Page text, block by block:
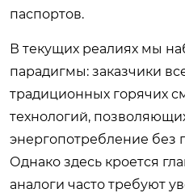
паспортов.
В текущих реалиях мы
парадигмы: заказчики
традиционных горячих
технологий,
энергопотребление без
Однако здесь кроется
аналоги часто требуют